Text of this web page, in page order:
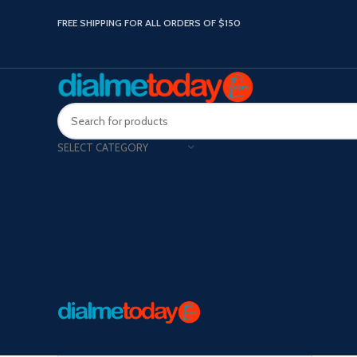
FREE SHIPPING FOR ALL ORDERS OF $150
SELECT CATEGORY